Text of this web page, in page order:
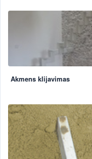
Akmens klijavimas